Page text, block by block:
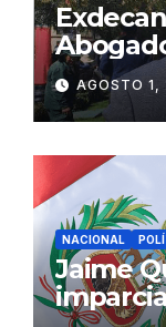
AGOSTO 1,
NACIONAL
Jaime